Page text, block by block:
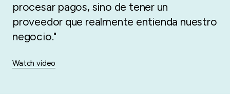
procesar pagos, sino de tener un
proveedor que realmente entienda nuestro
negocio."
Watch video